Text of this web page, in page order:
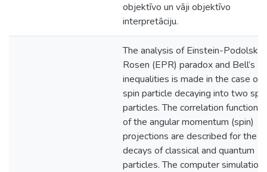
objektīvo un vāji objektīvo
interpretāciju.
The analysis of Einstein-Podolsky-
Rosen (EPR) paradox and Bell’s
inequalities is made in the case of
spin particle decaying into two spin
particles. The correlation functions
of the angular momentum (spin)
projections are described for the
decays of classical and quantum
particles. The computer simulation